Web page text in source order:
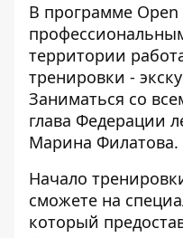
В программе Open
территории
тренировки -
Заниматься со
глава Федерации
Марина Филатова.
Начало
сможете на
который